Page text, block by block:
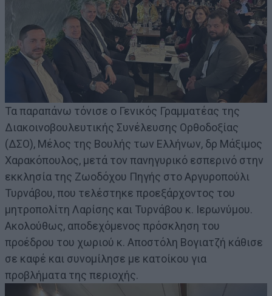
Τα παραπάνω τόνισε ο Γενικός Γραμματέας της
Διακοινοβουλευτικής Συνέλευσης Ορθοδοξίας
(ΔΣΟ), Μέλος της Βουλής των Ελλήνων, δρ Μάξιμος
Χαρακόπουλος, μετά τον πανηγυρικό εσπερινό στην
εκκλησία της Ζωοδόχου Πηγής στο Αργυροπούλι
Τυρνάβου, που τελέστηκε προεξάρχοντος του
μητροπολίτη Λαρίσης και Τυρνάβου κ. Ιερωνύμου.
Ακολούθως, αποδεχόμενος πρόσκληση του
προέδρου του χωριού κ. Αποστόλη Βογιατζή κάθισε
σε καφέ και συνομίλησε με κατοίκου για
προβλήματα της περιοχής.